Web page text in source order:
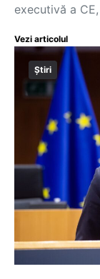
executivă a
Vezi articolul
Știri